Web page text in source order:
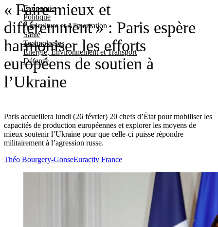
Economie
Politique
Agriculture et Alimentation
Santé
Technologies
Energie, Environnement et Transport
Défense
« Faire mieux et
différemment » : Paris espère
harmoniser les efforts
européens de soutien à
l’Ukraine
Paris accueillera lundi (26 février) 20 chefs d’État pour mobiliser les
capacités de production européennes et explorer les moyens de
mieux soutenir l’Ukraine pour que celle-ci puisse répondre
militairement à l’agression russe.
Théo Bourgery-GonseEuractiv France